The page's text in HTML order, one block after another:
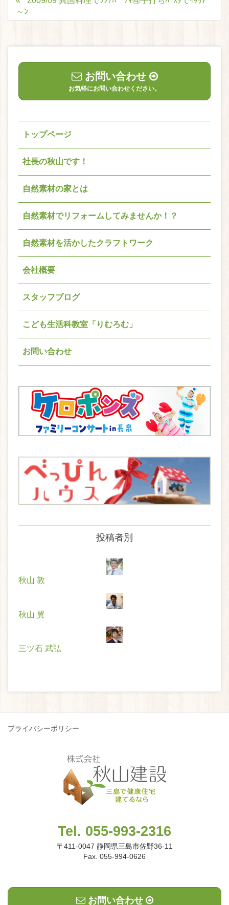
～ﾝ
お問い合わせ
お気軽にお問い合わせください。
トップページ
社長の秋山です！
自然素材の家とは
自然素材でリフォームしてみませんか！？
自然素材を活かしたクラフトワーク
会社概要
スタッフブログ
こども生活科教室「りむろむ」
お問い合わせ
投稿者別
秋山 敦
秋山 翼
三ツ石 武弘
プライバシーポリシー
Tel. 055-993-2316
〒411-0047 静岡県三島市佐野36-11
Fax. 055-994-0626
お問い合わせ